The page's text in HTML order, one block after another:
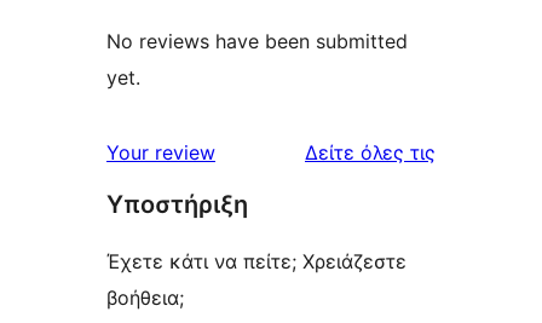
No reviews have been submitted
yet.
Your review Δείτε όλες τις
Υποστήριξη
Έχετε κάτι να πείτε; Χρειάζεστε
βοήθεια;